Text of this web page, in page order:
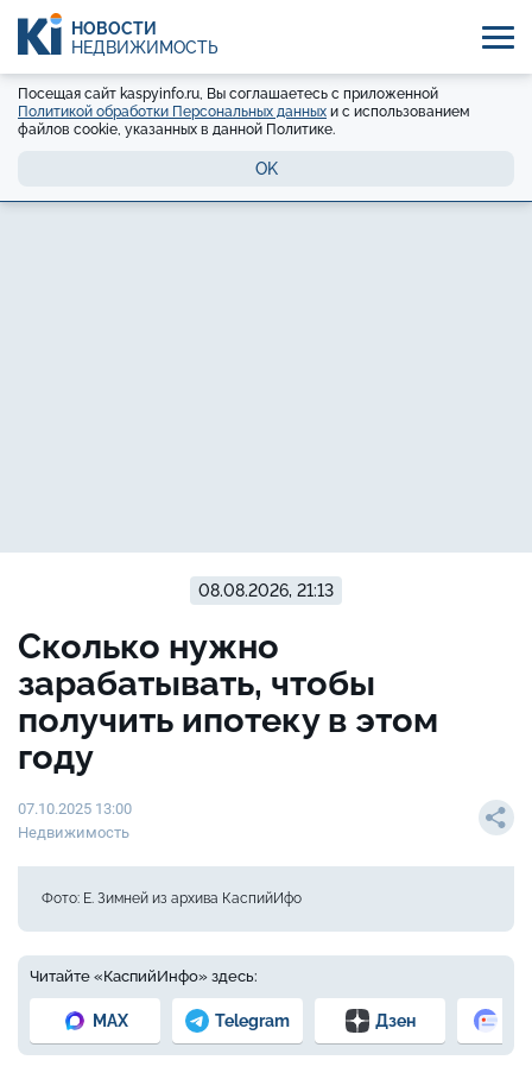
НОВОСТИ
НЕДВИЖИМОСТЬ
Посещая сайт kaspyinfo.ru, Вы соглашаетесь с приложенной
Политикой обработки Персональных данных и с использованием
файлов cookie, указанных в данной Политике.
OK
08.08.2026, 21:13
Сколько нужно
зарабатывать, чтобы
получить ипотеку в этом
году
07.10.2025 13:00
Недвижимость
Фото: Е. Зимней из архива КаспийИфо
Читайте «КаспийИнфо» здесь:
MAX Telegram Дзен